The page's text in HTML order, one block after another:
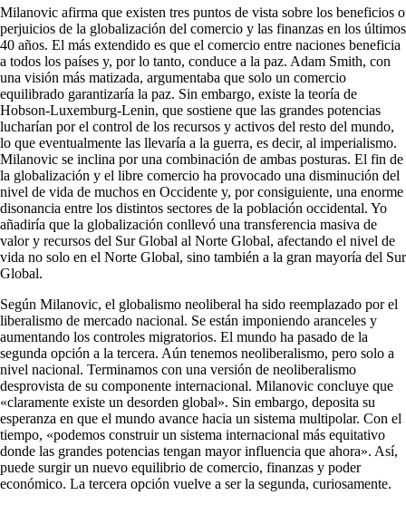
Milanovic afirma que existen tres puntos de vista sobre los beneficios o
perjuicios de la globalización del comercio y las finanzas en los últimos
40 años. El más extendido es que el comercio entre naciones beneficia
a todos los países y, por lo tanto, conduce a la paz. Adam Smith, con
una visión más matizada, argumentaba que solo un comercio
equilibrado garantizaría la paz. Sin embargo, existe la teoría de
Hobson-Luxemburg-Lenin, que sostiene que las grandes potencias
lucharían por el control de los recursos y activos del resto del mundo,
lo que eventualmente las llevaría a la guerra, es decir, al imperialismo.
Milanovic se inclina por una combinación de ambas posturas. El fin de
la globalización y el libre comercio ha provocado una disminución del
nivel de vida de muchos en Occidente y, por consiguiente, una enorme
disonancia entre los distintos sectores de la población occidental. Yo
añadiría que la globalización conllevó una transferencia masiva de
valor y recursos del Sur Global al Norte Global, afectando el nivel de
vida no solo en el Norte Global, sino también a la gran mayoría del Sur
Global.
Según Milanovic, el globalismo neoliberal ha sido reemplazado por el
liberalismo de mercado nacional. Se están imponiendo aranceles y
aumentando los controles migratorios. El mundo ha pasado de la
segunda opción a la tercera. Aún tenemos neoliberalismo, pero solo a
nivel nacional. Terminamos con una versión de neoliberalismo
desprovista de su componente internacional. Milanovic concluye que
«claramente existe un desorden global». Sin embargo, deposita su
esperanza en que el mundo avance hacia un sistema multipolar. Con el
tiempo, «podemos construir un sistema internacional más equitativo
donde las grandes potencias tengan mayor influencia que ahora». Así,
puede surgir un nuevo equilibrio de comercio, finanzas y poder
económico. La tercera opción vuelve a ser la segunda, curiosamente.